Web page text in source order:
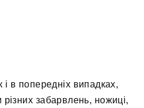
в попередніх випадках,
різних забарвлень, ножиці,